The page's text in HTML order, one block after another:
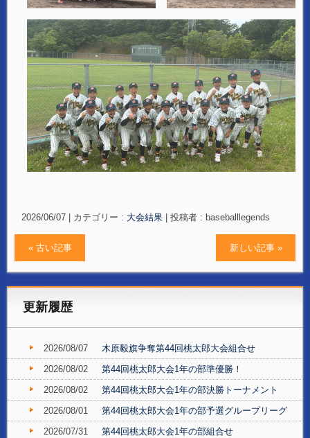
2026/06/07 カテゴリー : 大会結果 投稿者 : baseballlegends
« 古い記事 新しい記事 »
更新履歴
2026/08/07
木原毅旗争奪第44回桃太郎大会組合せ
2026/08/02
第44回桃太郎大会1年の部準優勝！
2026/08/02
第44回桃太郎大会1年の部決勝トーナメント
2026/08/01
第44回桃太郎大会1年の部予選グループリーグ
2026/07/31
第44回桃太郎大会1年の部組合せ